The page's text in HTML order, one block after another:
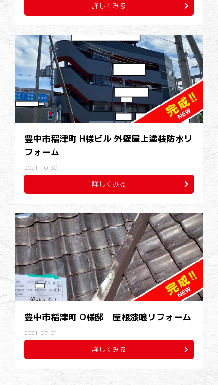
詳しくみる
豊中市稲津町 H様ビル 外壁屋上塗装防水リ
フォーム
2021-10-30
詳しくみる
豊中市稲津町 O様邸 屋根漆喰リフォーム
2021-07-01
詳しくみる